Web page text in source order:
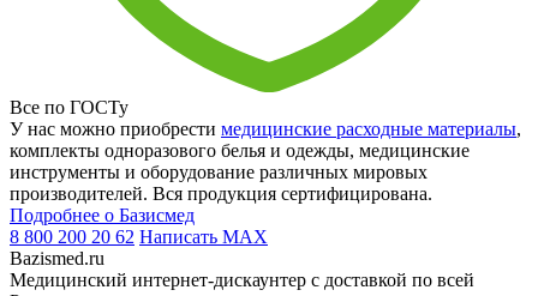
Все по ГОСТу
У нас можно приобрести медицинские расходные материалы,
комплекты одноразового белья и одежды, медицинские
инструменты и оборудование различных мировых
производителей. Вся продукция сертифицирована.
Подробнее о Базисмед
8 800 200 20 62 Написать MAX
Bazismed.ru
Медицинский интернет-дискаунтер с доставкой по всей